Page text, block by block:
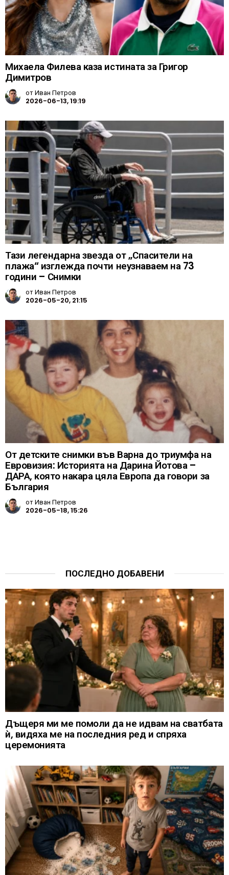
Михаела Филева каза истината за Григор
Димитров
отИван Петров
2026-06-13, 19:19
Тази легендарна звезда от „Спасители на
плажа“ изглежда почти неузнаваем на 73
години – Снимки
отИван Петров
2026-05-20, 21:15
От детските снимки във Варна до триумфа на
Евровизия: Историята на Дарина Йотова –
ДАРА, която накара цяла Европа да говори за
България
отИван Петров
2026-05-18, 15:26
ПОСЛЕДНО ДОБАВЕНИ
Дъщеря ми ме помоли да не идвам на сватбата
ѝ, видяха ме на последния ред и спряха
церемонията